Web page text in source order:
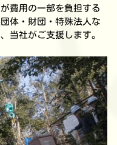
費用の一部を負担する
体・財団・特殊法人な
当社がご支援します。